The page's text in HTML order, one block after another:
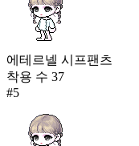
에테르넬 시프팬츠
착용 수 37
#5